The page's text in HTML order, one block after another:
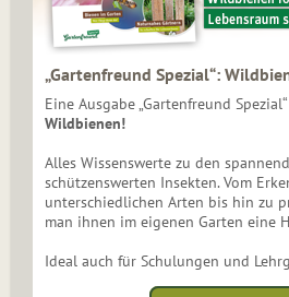
„Gartenfreund Spezial“:
Eine Ausgabe „Gartenfreund
Wildbienen!
Alles Wissenswerte zu den
schützenswerten Insekten. Vom
unterschiedlichen Arten bis hin zu
man ihnen im eigenen Garten eine
Ideal auch für Schulungen und